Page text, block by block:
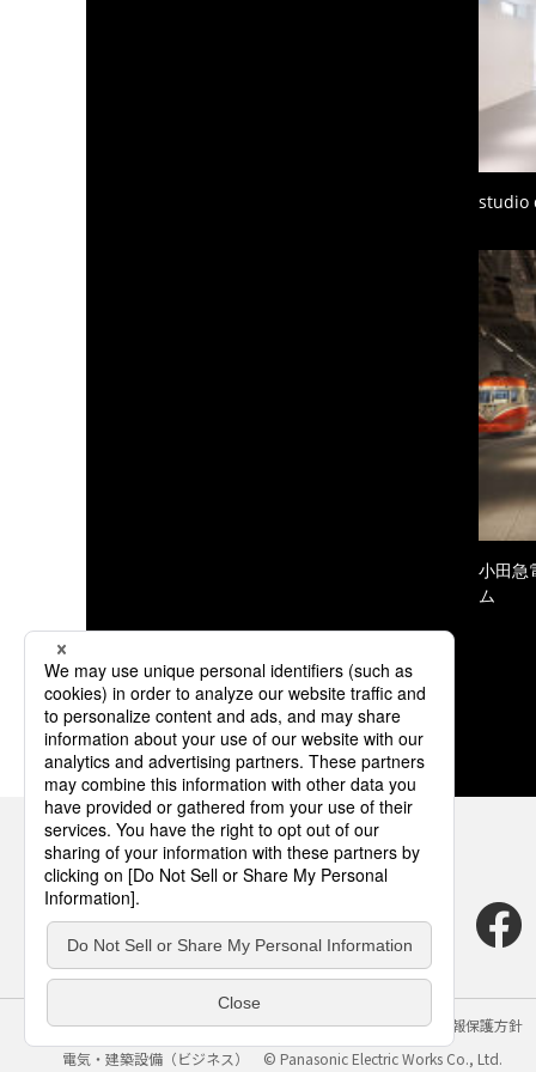
studio
小田急
ム
サイトのご利用にあたって クッキーポリシー
個人情報保護方針
電気・建築設備（ビジネス）
© Panasonic Electric Works Co., Ltd.